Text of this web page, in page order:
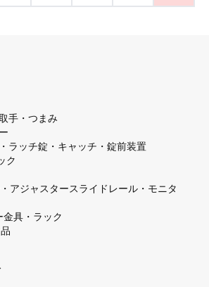
手・つまみ
ラッチ錠・キャッチ・錠前装置
ク
アジャスタースライドレール・モニタ
金具・ラック